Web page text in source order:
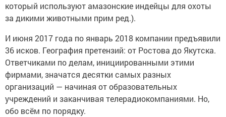
который используют амазонские индейцы для охоты
за дикими животными прим ред.).
И июня 2017 года по январь 2018 компании предъявили
36 исков. География претензий: от Ростова до Якутска.
Ответчиками по делам, инициированными этими
фирмами, значатся десятки самых разных
организаций — начиная от образовательных
учреждений и заканчивая телерадиокомпаниями. Но,
обо всём по порядку.